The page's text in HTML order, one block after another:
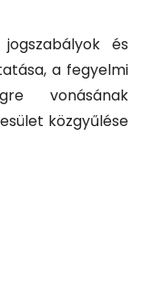
és
a fegyelmi
vonásának
közgyűlése